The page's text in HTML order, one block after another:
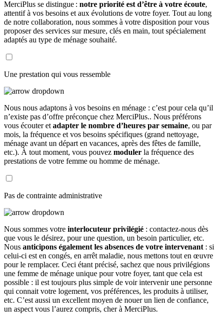
MerciPlus se distingue : notre priorité est d’être à votre écoute,
attentif à vos besoins et aux évolutions de votre foyer. Tout au long
de notre collaboration, nous sommes à votre disposition pour vous
proposer des services sur mesure, clés en main, tout spécialement
adaptés au type de ménage souhaité.
Une prestation qui vous ressemble
Nous nous adaptons à vos besoins en ménage : c’est pour cela qu’il
n’existe pas d’offre préconçue chez MerciPlus.. Nous préférons
vous écouter et adapter le nombre d’heures par semaine, ou par
mois, la fréquence et vos besoins spécifiques (grand nettoyage,
ménage avant un départ en vacances, après des fêtes de famille,
etc.). À tout moment, vous pouvez moduler la fréquence des
prestations de votre femme ou homme de ménage.
Pas de contrainte administrative
Nous sommes votre interlocuteur privilégié : contactez-nous dès
que vous le désirez, pour une question, un besoin particulier, etc.
Nous anticipons également les absences de votre intervenant : si
celui-ci est en congés, en arrêt maladie, nous mettons tout en œuvre
pour le remplacer. Ceci étant précisé, sachez que nous privilégions
une femme de ménage unique pour votre foyer, tant que cela est
possible : il est toujours plus simple de voir intervenir une personne
qui connait votre logement, vos préférences, les produits à utiliser,
etc. C’est aussi un excellent moyen de nouer un lien de confiance,
un aspect vous l’aurez compris, cher à MerciPlus.